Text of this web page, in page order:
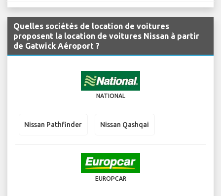
Quelles sociétés de location de voitures
proposent la location de voitures Nissan à partir
de Gatwick Aéroport ?
NATIONAL
Nissan Pathfinder Nissan Qashqai
EUROPCAR